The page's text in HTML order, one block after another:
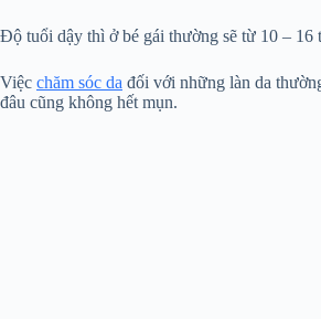
Độ tuổi dậy thì ở bé gái thường sẽ từ 10 – 16
Việc chăm sóc da đối với những làn da
đâu cũng không hết mụn.